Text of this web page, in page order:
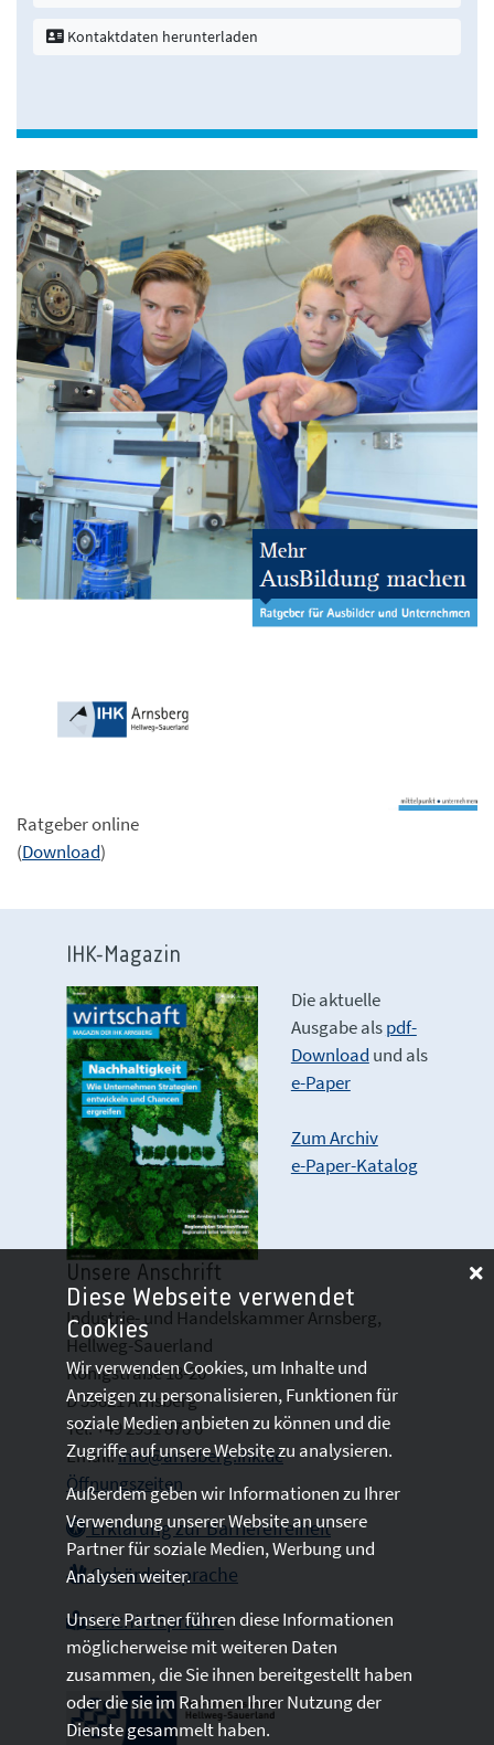
Kontaktdaten herunterladen
Ratgeber online
(Download)
IHK-Magazin
Die aktuelle
Ausgabe alspdf-
Download und als
e-Paper
Zum Archiv
e-Paper-Katalog
Unsere Anschrift
Industrie- und Handelskammer Arnsberg,
Hellweg-Sauerland
Königstraße 18-20
D 59821 Arnsberg
Tel: +49 2931 878 0
Email:info@arnsberg.ihk.de
Öffnungszeiten
Erklärung zur Barrierefreiheit
Gebärdensprache
Leichte Sprache
Diese Webseite verwendet
Cookies
Wir verwenden Cookies, um Inhalte und
Anzeigen zu personalisieren, Funktionen für
soziale Medien anbieten zu können und die
Zugriffe auf unsere Website zu analysieren.
Außerdem geben wir Informationen zu Ihrer
Verwendung unserer Website an unsere
Partner für soziale Medien, Werbung und
Analysen weiter.
Unsere Partner führen diese Informationen
möglicherweise mit weiteren Daten
zusammen, die Sie ihnen bereitgestellt haben
oder die sie im Rahmen Ihrer Nutzung der
Dienste gesammelt haben.